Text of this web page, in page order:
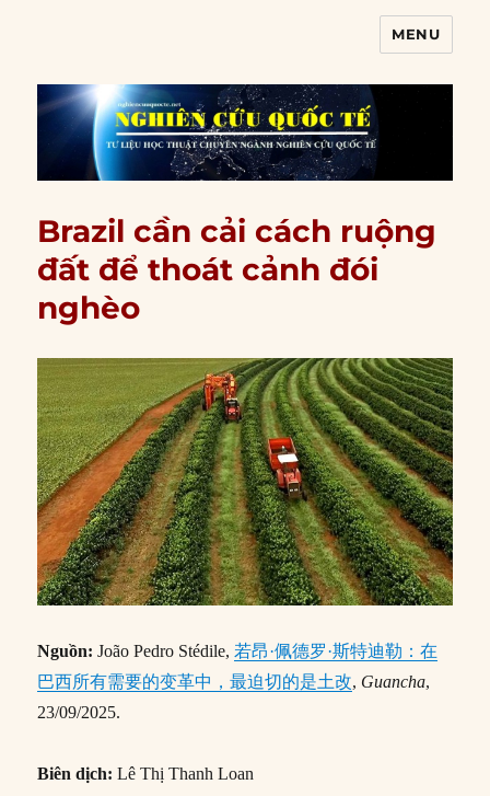
MENU
Brazil cần cải cách ruộng
đất để thoát cảnh đói
nghèo
Nguồn: João Pedro Stédile,若昂·佩德罗·斯特迪勒：在
巴西所有需要的变革中，最迫切的是土改, Guancha,
23/09/2025.
Biên dịch: Lê Thị Thanh Loan